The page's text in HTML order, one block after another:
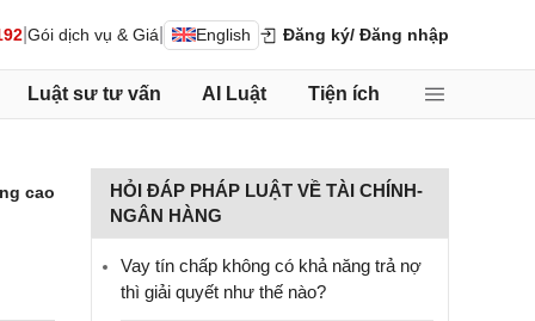
Gói dịch vụ & Giá English Đăng ký/ Đăng nhập
Luật sư tư vấn AI Luật Tiện ích
cao
HỎI ĐÁP PHÁP LUẬT VỀ TÀI CHÍNH-
NGÂN HÀNG
Vay tín chấp không có khả năng trả nợ
thì giải quyết như thế nào?